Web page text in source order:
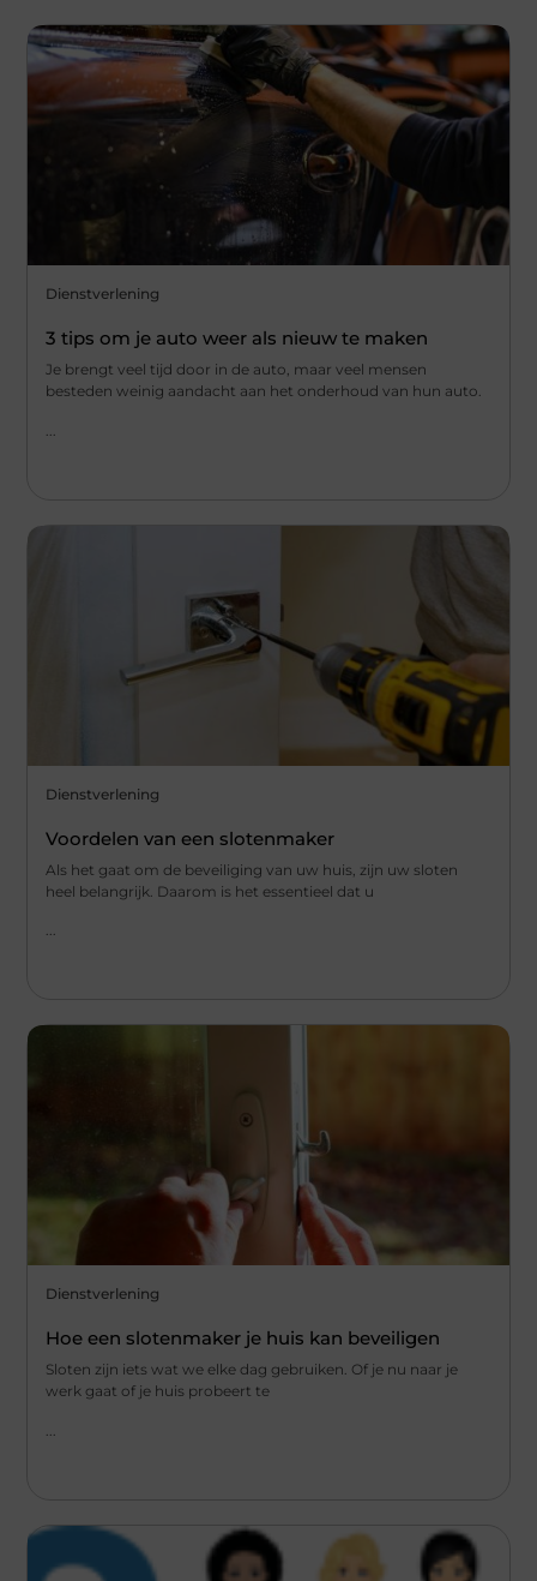
Dienstverlening
3 tips om je auto weer als nieuw te maken
Je brengt veel tijd door in de auto, maar veel mensen
besteden weinig aandacht aan het onderhoud van hun auto.
Dienstverlening
Voordelen van een slotenmaker
Als het gaat om de beveiliging van uw huis, zijn uw sloten
heel belangrijk. Daarom is het essentieel dat u
...
Dienstverlening
Hoe een slotenmaker je huis kan beveiligen
Sloten zijn iets wat we elke dag gebruiken. Of je nu naar je
werk gaat of je huis probeert te